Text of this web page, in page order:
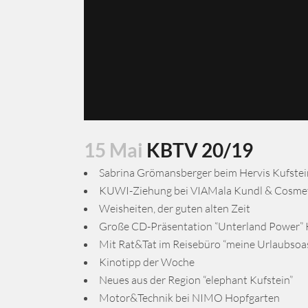
15 Mai KBTV 20/19
Sabrina Grömansberger beim Hervis
KUWI-Ziehung bei VIAMala Kundl &
Weisheiten, der guten alten Zeit
Große CD-Präsentation “Unterland Power”
Mit Rat&Tat im Reisebüro “meine
Kinotipp der Woche
Neues aus der Region “elephant Kufstein”
Motor&Technik bei NIMO Hopfgarten